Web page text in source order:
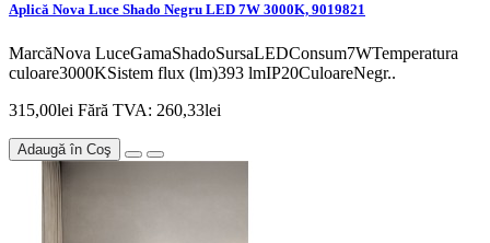
Aplică Nova Luce Shado Negru LED 7W 3000K, 9019821
MarcăNova LuceGamaShadoSursaLEDConsum7WTemperatura
culoare3000KSistem flux (lm)393 lmIP20CuloareNegr..
315,00lei Fără TVA: 260,33lei
Adaugă în Coş